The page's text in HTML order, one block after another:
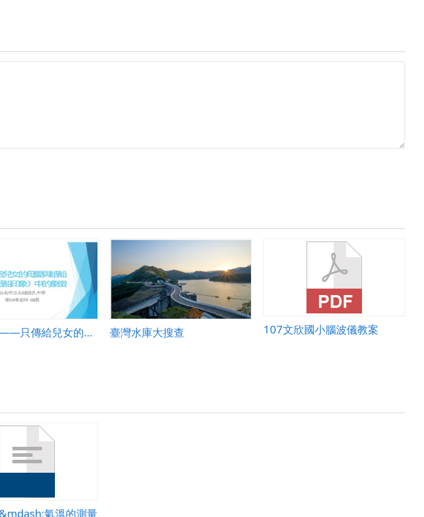
紙船印象――只傳給兒女的母愛與紙船 臺灣水庫大搜查 107文欣國小腦波儀教案
氣溫的測量